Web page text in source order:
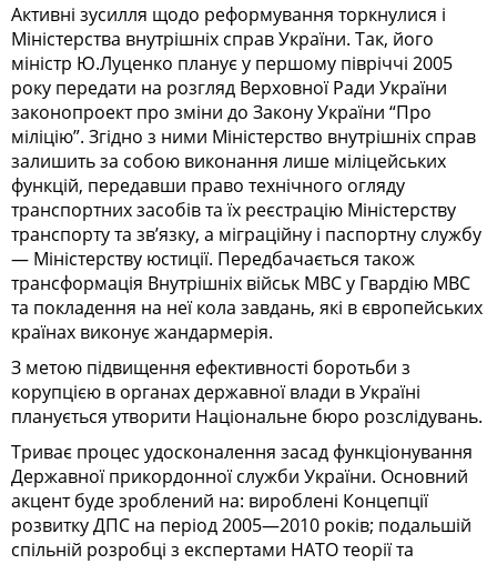
Активні зусилля щодо реформування торкнулися і
Міністерства внутрішніх справ України. Так, його
міністр Ю.Луценко планує у першому півріччі 2005
року передати на розгляд Верховної Ради України
законопроект про зміни до Закону України “Про
міліцію”. Згідно з ними Міністерство внутрішніх справ
залишить за собою виконання лише міліцейських
функцій, передавши право технічного огляду
транспортних засобів та їх реєстрацію Міністерству
транспорту та зв’язку, а міграційну і паспортну службу
— Міністерству юстиції. Передбачається також
трансформація Внутрішніх військ МВС у Гвардію МВС
та покладення на неї кола завдань, які в європейських
країнах виконує жандармерія.
З метою підвищення ефективності боротьби з
корупцією в органах державної влади в Україні
планується утворити Національне бюро розслідувань.
Триває процес удосконалення засад функціонування
Державної прикордонної служби України. Основний
акцент буде зроблений на: вироблені Концепції
розвитку ДПС на період 2005—2010 років; подальшій
спільній розробці з експертами НАТО теорії та